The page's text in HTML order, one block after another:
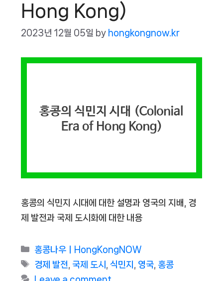
Hong Kong)
2023년 12월 05일 by hongkongnow.kr
홍콩의 식민지 시대에 대한 설명과 영국의 지배, 경
제 발전과 국제 도시화에 대한 내용
Categories
홍콩나우ㅣHongKongNOW
Tags
경제 발전 국제 도시 ,식민지 영국 홍콩